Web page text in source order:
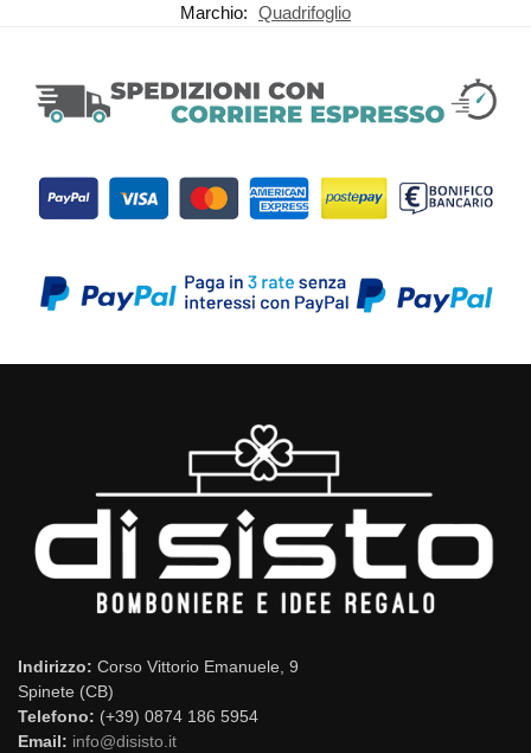
Marchio: Quadrifoglio
Indirizzo: Corso Vittorio Emanuele, 9
Spinete (CB)
Telefono: (+39) 0874 186 5954
Email: info@disisto.it